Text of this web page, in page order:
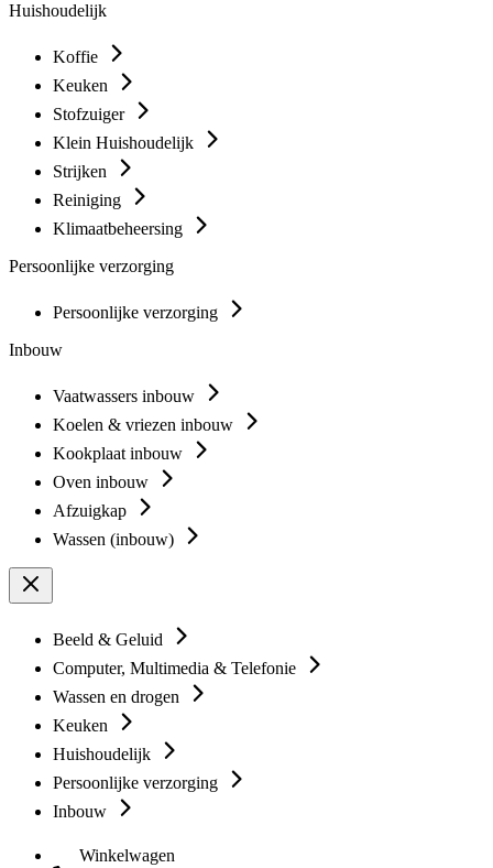
Huishoudelijk
Koffie
Keuken
Stofzuiger
Klein Huishoudelijk
Strijken
Reiniging
Klimaatbeheersing
Persoonlijke verzorging
Persoonlijke verzorging
Inbouw
Vaatwassers inbouw
Koelen & vriezen inbouw
Kookplaat inbouw
Oven inbouw
Afzuigkap
Wassen (inbouw)
Beeld & Geluid
Computer, Multimedia & Telefonie
Wassen en drogen
Keuken
Huishoudelijk
Persoonlijke verzorging
Inbouw
Winkelwagen